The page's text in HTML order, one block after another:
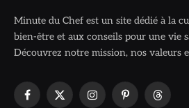
Minute du Chef est un site dédié à la
bien-être et aux conseils pour une vie
Découvrez notre mission, nos valeurs
Facebook
X
InstagramPinterestThreads